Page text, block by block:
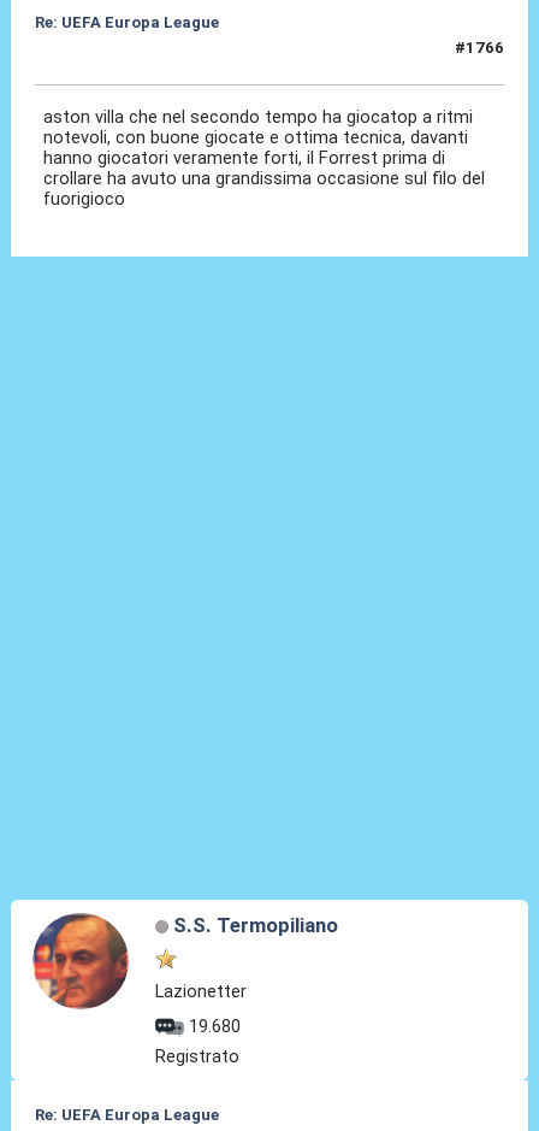
Re: UEFA Europa League
#1766
aston villa che nel secondo tempo ha giocatop a ritmi
notevoli, con buone giocate e ottima tecnica, davanti
hanno giocatori veramente forti, il Forrest prima di
crollare ha avuto una grandissima occasione sul filo del
fuorigioco
S.S. Termopiliano
Lazionetter
19.680
Registrato
Re: UEFA Europa League